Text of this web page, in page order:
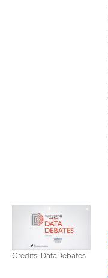
Credits: DataDebates